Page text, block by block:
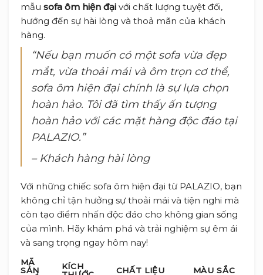
mẫu sofa ôm hiện đại với chất lượng tuyệt đối,
hướng đến sự hài lòng và thoả mãn của khách
hàng.
“Nếu bạn muốn có một sofa vừa đẹp
mắt, vừa thoải mái và ôm trọn cơ thể,
sofa ôm hiện đại chính là sự lựa chọn
hoàn hảo. Tôi đã tìm thấy ấn tượng
hoàn hảo với các mặt hàng độc đáo tại
PALAZIO.”
– Khách hàng hài lòng
Với những chiếc sofa ôm hiện đại từ PALAZIO, bạn
không chỉ tận hưởng sự thoải mái và tiện nghi mà
còn tạo điểm nhấn độc đáo cho không gian sống
của mình. Hãy khám phá và trải nghiệm sự êm ái
và sang trọng ngay hôm nay!
MÃ
SẢN
KÍCH
CHẤT LIỆU MÀU SẮC